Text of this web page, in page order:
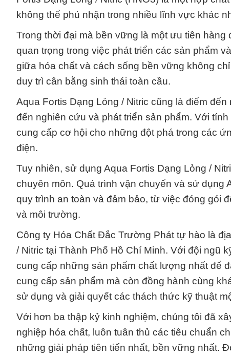
không thể phủ nhận trong nhiều lĩnh vực khác
Trong thời đại mà bền vững là một ưu tiên
quan trọng trong việc phát triển các sản phẩm
giữa hóa chất và cách sống bền vững không
duy trì cân bằng sinh thái toàn cầu.
Aqua Fortis Dạng Lỏng / Nitric cũng là điểm
đến nghiên cứu và phát triển sản phẩm. Với
cung cấp cơ hội cho những đột phá trong các
điện.
Tuy nhiên, sử dụng Aqua Fortis Dạng Lỏng /
chuyên môn. Quá trình vận chuyển và sử dụng
quy trình an toàn và đảm bảo, từ việc đóng gói
và môi trường.
Công ty Hóa Chất Đắc Trường Phát tự hào là
/ Nitric tại Thành Phố Hồ Chí Minh. Với đội ngũ
cung cấp những sản phẩm chất lượng nhất để
cung cấp sản phẩm mà còn đồng hành cùng
sử dụng và giải quyết các thách thức kỹ thuật
Với hơn ba thập kỷ kinh nghiệm, chúng tôi đã
nghiệp hóa chất, luôn tuân thủ các tiêu chuẩn
những giải pháp tiên tiến nhất, bền vững nhất.